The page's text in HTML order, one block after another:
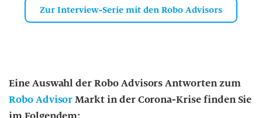
Zur Interview-Serie mit den Robo Advisors
Eine Auswahl der Robo Advisors Antworten zum
Robo AdvisorMarkt in der Corona-Krise finden Sie